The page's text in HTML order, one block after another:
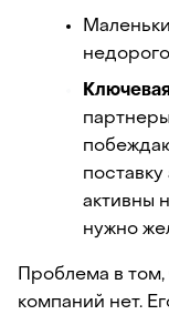
активны
нужно
Проблема в том,
компаний нет.